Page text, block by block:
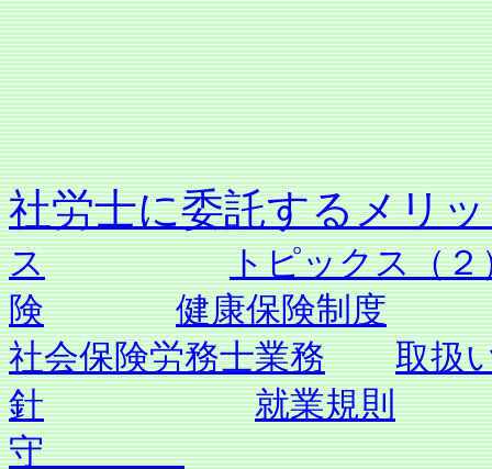
社労士に委託す
ス
トピックス（２
険
健康保険制度
社会保険労務士業務
取扱
針
就業規則
守